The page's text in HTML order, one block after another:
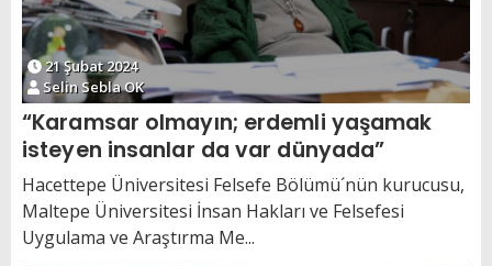
21 Şubat 2024
Selin Sebla OK
“Karamsar olmayın; erdemli yaşamak
isteyen insanlar da var dünyada”
Hacettepe Üniversitesi Felsefe Bölümü´nün kurucusu,
Maltepe Üniversitesi İnsan Hakları ve Felsefesi
Uygulama ve Araştırma Me...